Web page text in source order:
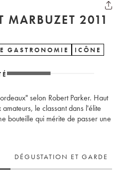
CHÂTEAU HAUT MARBUZET 2011
GASTRONOMIE ICÔNE
selon Robert Parker. Haut
le classant dans l'élite
bouteille qui mérite de passer une
DÉGUSTATION ET GARDE